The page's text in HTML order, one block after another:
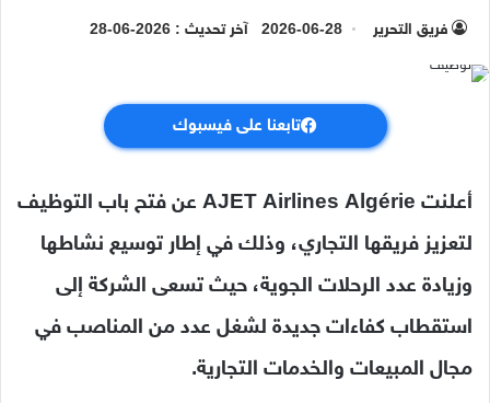
فريق التحرير 2026-06-28 آخر تحديث : 2026-06-28
تابعنا على فيسبوك
أعلنت AJET Airlines Algérie عن فتح باب التوظيف
لتعزيز فريقها التجاري، وذلك في إطار توسيع نشاطها
وزيادة عدد الرحلات الجوية، حيث تسعى الشركة إلى
استقطاب كفاءات جديدة لشغل عدد من المناصب في
مجال المبيعات والخدمات التجارية.